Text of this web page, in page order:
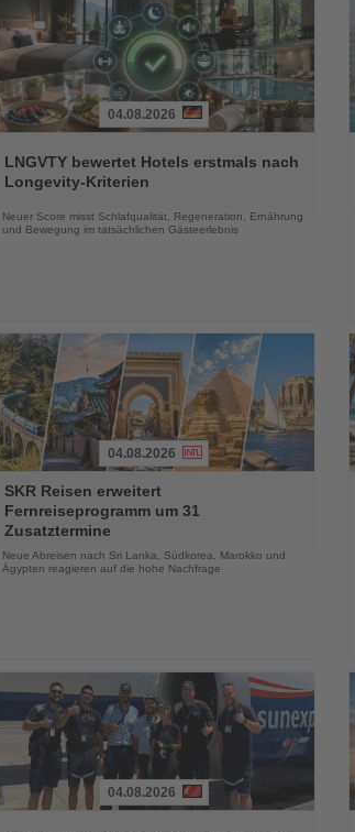
Sie
die
Nachrichten
04.08.2026
LNGVTY bewertet Hotels erstmals nach
Longevity-Kriterien
Neuer Score misst Schlafqualität, Regeneration, Ernährung
und Bewegung im tatsächlichen Gästeerlebnis
Sie
die
Nachrichten
04.08.2026
SKR Reisen erweitert
Fernreiseprogramm um 31
Zusatztermine
Neue Abreisen nach Sri Lanka, Südkorea, Marokko und
Ägypten reagieren auf die hohe Nachfrage
04.08.2026